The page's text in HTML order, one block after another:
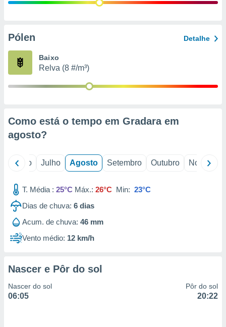
e
de
Pólen Detalhe
Baixo
Relva (8 #/m³)
Como está o tempo em Gradara em
agosto?
Junho Julho Agosto Setembro Outubro Novembro
T. Média : 25°C Máx.: 26°C Min: 23°C
Dias de chuva: 6 dias
Acum. de chuva: 46 mm
Vento médio: 12 km/h
Nascer e Pôr do sol
Nascer do sol
06:05
Pôr do sol
20:22